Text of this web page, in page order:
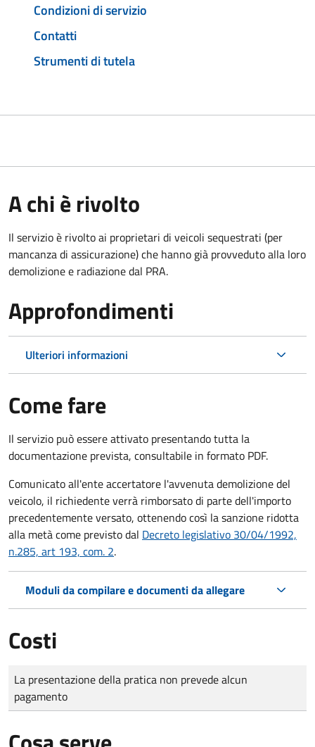
Condizioni di servizio
Contatti
Strumenti di tutela
A chi è rivolto
Il servizio è rivolto ai proprietari di veicoli sequestrati (per
mancanza di assicurazione) che hanno già provveduto alla loro
demolizione e radiazione dal PRA.
Approfondimenti
Ulteriori informazioni
Come fare
Il servizio può essere attivato presentando tutta la
documentazione prevista, consultabile in formato PDF.
Comunicato all'ente accertatore l'avvenuta demolizione del
veicolo, il richiedente verrà rimborsato di parte dell'importo
precedentemente versato, ottenendo così la sanzione ridotta
alla metà come previsto dal Decreto legislativo 30/04/1992,
n.285, art 193, com. 2.
Moduli da compilare e documenti da allegare
Costi
Tipo di pagamento
Importo
La presentazione della pratica non prevede alcun
pagamento